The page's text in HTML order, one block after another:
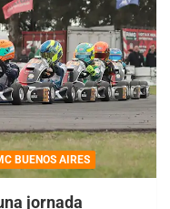
BUENOS AIRES
jornada